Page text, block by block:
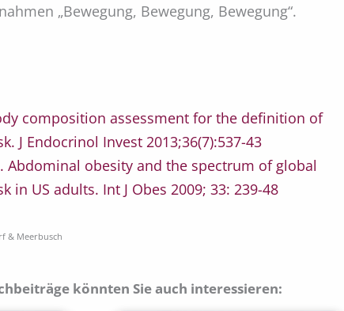
„Bewegung, Bewegung, Bewegung“.
composition assessment for the definition of
J Endocrinol Invest 2013;36(7):537-43
Abdominal obesity and the spectrum of global
in US adults. Int J Obes 2009; 33: 239-48
& Meerbusch
könnten Sie auch interessieren: